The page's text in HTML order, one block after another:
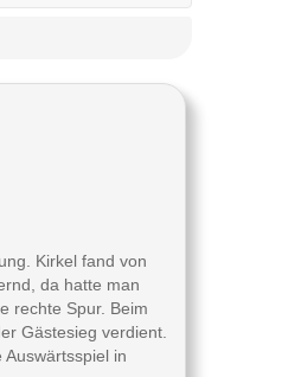
Kirkel fand von
da hatte man
rechte Spur. Beim
Gästesieg verdient.
in